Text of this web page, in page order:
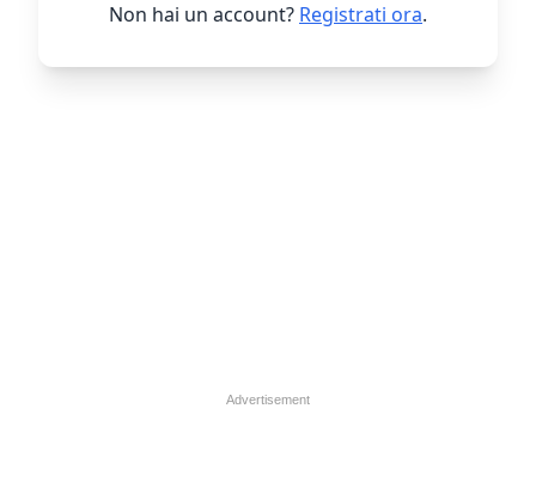
Non hai un account? Registrati ora.